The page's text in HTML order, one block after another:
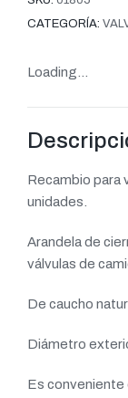
CATEGORÍA:
Loading...
Recambio para
unidades.
Arandela de
válvulas de
De caucho
Diámetro
Es conveniente